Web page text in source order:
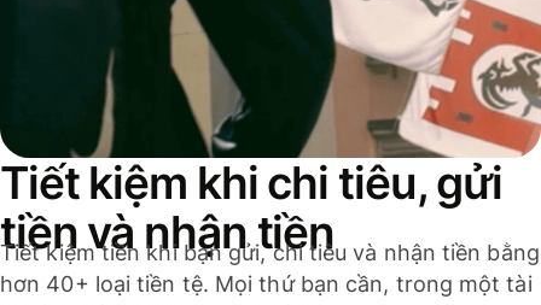
Tiết kiệm khi chi tiêu, gửi
tiền và nhận tiền
Tiết kiệm tiền khi bạn gửi, chi tiêu và nhận tiền bằng
hơn 40+ loại tiền tệ. Mọi thứ bạn cần, trong một tài